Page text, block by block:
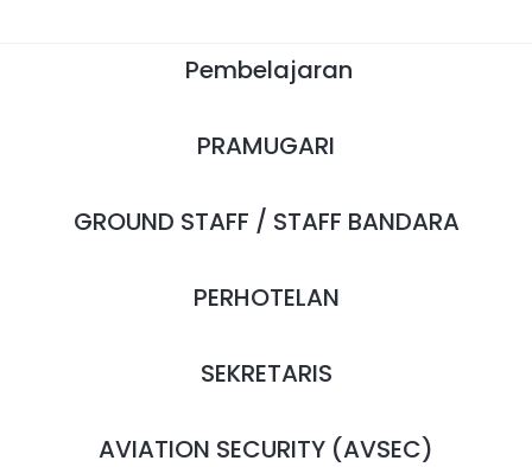
Pembelajaran
PRAMUGARI
GROUND STAFF / STAFF BANDARA
PERHOTELAN
SEKRETARIS
AVIATION SECURITY (AVSEC)